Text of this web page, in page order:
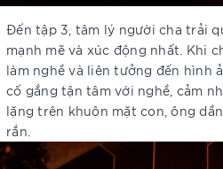
Đến tập 3, tâm lý người cha trải
mạnh mẽ và xúc động nhất. Khi
làm nghề và liên tưởng đến hình
cố gắng tận tâm với nghề, cảm
lặng trên khuôn mặt con, ông
rắn.